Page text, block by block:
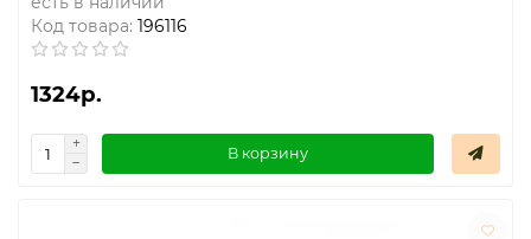
Код товара: 196116
1324р.
В корзину